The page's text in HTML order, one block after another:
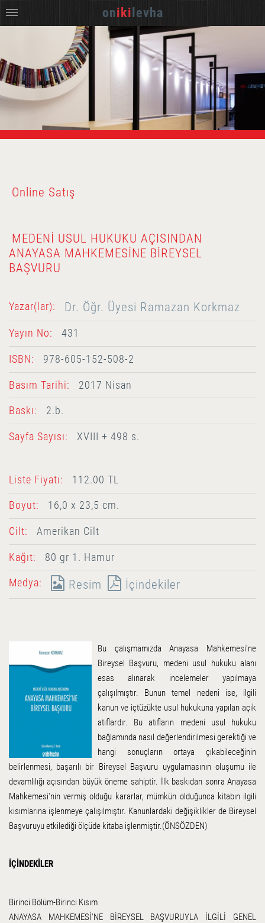
Online Satış
MEDENI USUL HUKUKU AÇISINDAN
ANAYASA MAHKEMESINE BIREYSEL
BAŞVURU
Yazar(lar): Dr. Öğr. Üyesi Ramazan Korkmaz
Yayın No: 431
ISBN: 978-605-152-508-2
Basım Tarihi: 2017 Nisan
Baskı: 2.b.
Sayfa Sayısı: XVIII + 498 s.
Liste Fiyatı: 112.00 TL
Boyut: 16,0 x 23,5 cm.
Cilt: Amerikan Cilt
Kağıt: 80 gr 1. Hamur
Medya: Resim İçindekiler
Bu çalışmamızda Anayasa Mahkemesi'ne
Bireysel Başvuru, medeni usul hukuku alanı
esas alınarak incelemeler yapılmaya
çalışılmıştır. Bunun temel nedeni ise, ilgili
kanun ve içtüzükte usul hukukuna yapılan açık
atıflardır. Bu atıfların medeni usul hukuku
bağlamında nasıl değerlendirilmesi gerektiği ve
hangi sonuçların ortaya çıkabileceğinin
belirlenmesi, başarılı bir Bireysel Başvuru uygulamasının oluşumu ile
devamlılığı açısından büyük öneme sahiptir. İlk baskıdan sonra Anayasa
Mahkemesi'nin vermiş olduğu kararlar, mümkün olduğunca kitabın ilgili
kısımlarına işlenmeye çalışılmıştır. Kanunlardaki değişiklikler de Bireysel
Başvuruyu etkilediği ölçüde kitaba işlenmiştir.(ÖNSÖZDEN)
İÇİNDEKİLER
Birinci Bölüm-Birinci Kısım
ANAYASA MAHKEMESİ'NE BİREYSEL BAŞVURUYLA İLGİLİ GENEL
oniki levha